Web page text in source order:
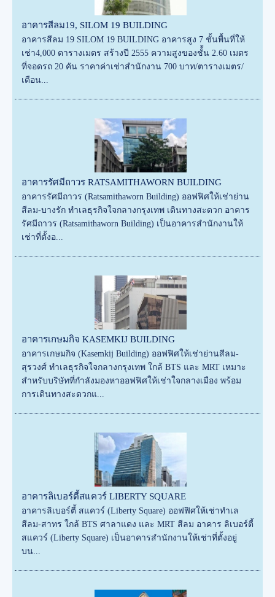
อาคารสีลม19, SILOM 19 BUILDING
อาคารสีลม 19 SILOM 19 BUILDING อาคารสูง 7 ชั้นพื้นที่ให้
เช่า4,000 ตารางเมตร สร้างปี 2555 ความสูงของชั้้น 2.60 เมตร
ที่จอดรถ 20 คัน ราคาค่าเช่าสำนักงาน 700 บาท/ตารางเมตร/
เดือน...
อาคารรัศมีถาวร RATSAMITHAWORN BUILDING
อาคารรัศมีถาวร (Ratsamithaworn Building) ออฟฟิศให้เช่าย่าน
สีลม-บางรัก ทำเลธุรกิจใจกลางกรุงเทพ เดินทางสะดวก อาคาร
รัศมีถาวร (Ratsamithaworn Building) เป็นอาคารสำนักงานให้
เช่าที่ตั้งอ...
อาคารเกษมกิจ KASEMKIJ BUILDING
อาคารเกษมกิจ (Kasemkij Building) ออฟฟิศให้เช่าย่านสีลม-
สุรวงศ์ ทำเลธุรกิจใจกลางกรุงเทพ ใกล้ BTS และ MRT เหมาะ
สำหรับบริษัทที่กำลังมองหาออฟฟิศให้เช่าใจกลางเมือง พร้อม
การเดินทางสะดวกแ...
อาคารลิเบอร์ตี้สแควร์ LIBERTY SQUARE
อาคารลิเบอร์ตี้ สแควร์ (Liberty Square) ออฟฟิศให้เช่าทำเล
สีลม-สาทร ใกล้ BTS ศาลาแดง และ MRT สีลม อาคาร ลิเบอร์ตี้
สแควร์ (Liberty Square) เป็นอาคารสำนักงานให้เช่าที่ตั้งอยู่
บน...